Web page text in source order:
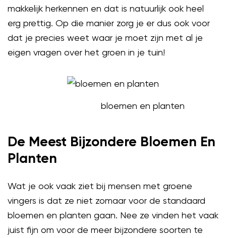
makkelijk herkennen en dat is natuurlijk ook heel
erg prettig. Op die manier zorg je er dus ook voor
dat je precies weet waar je moet zijn met al je
eigen vragen over het groen in je tuin!
bloemen en planten
De Meest Bijzondere Bloemen En
Planten
Wat je ook vaak ziet bij mensen met groene
vingers is dat ze niet zomaar voor de standaard
bloemen en planten gaan. Nee ze vinden het vaak
juist fijn om voor de meer bijzondere soorten te